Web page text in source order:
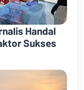
Handal
Sukses